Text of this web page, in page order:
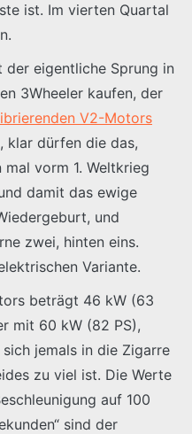
ist. Im vierten Quartal
der eigentliche Sprung in
3Wheeler kaufen, der
V2-Motors
klar dürfen die das,
vorm 1. Weltkrieg
damit das ewige
und
zwei, hinten eins.
Variante.
beträgt 46 kW (63
mit 60 kW (82 PS),
jemals in die Zigarre
zu viel ist. Die Werte
auf 100
sind der